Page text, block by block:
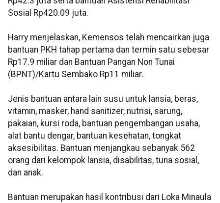
Sosial Rp420.09 juta.
Harry menjelaskan, Kemensos telah mencairkan juga
bantuan PKH tahap pertama dan termin satu sebesar
Rp17.9 miliar dan Bantuan Pangan Non Tunai
(BPNT)/Kartu Sembako Rp11 miliar.
Jenis bantuan antara lain susu untuk lansia, beras,
vitamin, masker, hand sanitizer, nutrisi, sarung,
pakaian, kursi roda, bantuan pengembangan usaha,
alat bantu dengar, bantuan kesehatan, tongkat
aksesibilitas. Bantuan menjangkau sebanyak 562
orang dari kelompok lansia, disabilitas, tuna sosial,
dan anak.
Bantuan merupakan hasil kontribusi dari Loka Minaula